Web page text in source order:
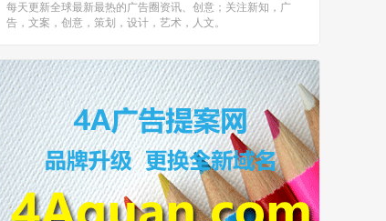
每天更新全球最新最热的广告圈资讯、创意；关注新知，广
告，文案，创意，策划，设计，艺术，人文。